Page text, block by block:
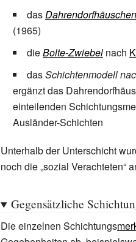
dasDahrendorfhäuschen
(1965)
dieBolte-Zwiebel nach
dasSchichtenmodell
ergänzt das
einteilenden
Ausländer-Schichten
Unterhalb der Unterschicht
noch die„sozial Verachteten“
Gegensätzliche
Die einzelnen Schichtungs